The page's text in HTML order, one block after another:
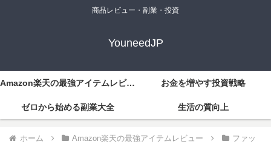
商品レビュー・副業・投資
YouneedJP
Amazon楽天の最強アイテムレビュー お金を増やす投資戦略
ゼロから始める副業大全 生活の質向上
ホーム Amazon楽天の最強アイテムレビュー
ファッ